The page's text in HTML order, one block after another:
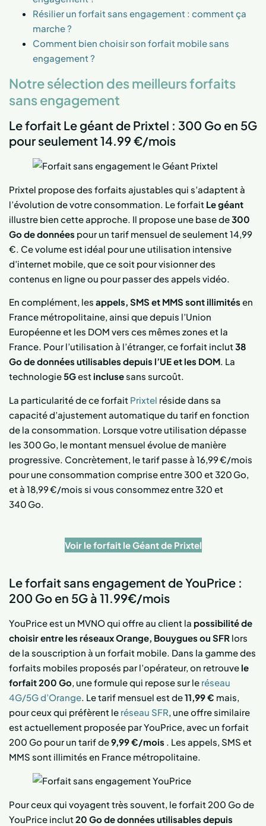
Résilier un forfait sans engagement : comment ça
marche ?
Comment bien choisir son forfait mobile sans
engagement ?
Notre sélection des meilleurs forfaits
sans engagement
Le forfait Le géant de Prixtel : 300 Go en 5G
pour seulement 14.99 €/mois
Prixtel propose des forfaits ajustables qui s’adaptent à
l’évolution de votre consommation. Le forfait Le géant
illustre bien cette approche. Il propose une base de300
Go de données pour un tarif mensuel de seulement 14,99
€. Ce volume est idéal pour une utilisation intensive
d’internet mobile, que ce soit pour visionner des
contenus en ligne ou pour passer des appels vidéo.
En complément, les appels, SMS et MMS sont illimités en
France métropolitaine, ainsi que depuis l’Union
Européenne et les DOM vers ces mêmes zones et la
France. Pour l’utilisation à l’étranger, ce forfait inclut38
Go de données utilisables depuis l’UE et les DOM. La
technologie5Gest inclusesans surcoût.
La particularité de ce forfait Prixtel réside dans sa
capacité d’ajustement automatique du tarif en fonction
de la consommation. Lorsque votre utilisation dépasse
les 300 Go, le montant mensuel évolue de manière
progressive. Concrètement, le tarif passe à 16,99 €/mois
pour une consommation comprise entre 300 et 320 Go,
et à 18,99 €/mois si vous consommez entre 320 et
340 Go.
Voir le forfait le Géant de Prixtel
Le forfait sans engagement de YouPrice :
200 Go en 5G à 11.99€/mois
YouPrice est un MVNO qui offre au client la possibilité de
choisir entre les réseaux Orange, Bouygues ou SFR lors
de la souscription à un forfait mobile. Dans la gamme des
forfaits mobiles proposés par l’opérateur, on retrouve le
forfait 200 Go, une formule qui repose sur le réseau
4G/5G d’Orange. Le tarif mensuel est de11,99 € mais,
pour ceux qui préfèrent le réseau SFR, une offre similaire
est actuellement proposée par YouPrice, avec un forfait
200 Go pour un tarif de9,99 €/mois . Les appels, SMS et
MMS sont illimités en France métropolitaine.
Pour ceux qui voyagent très souvent, le forfait 200 Go de
YouPrice inclut20 Go de données utilisables depuis